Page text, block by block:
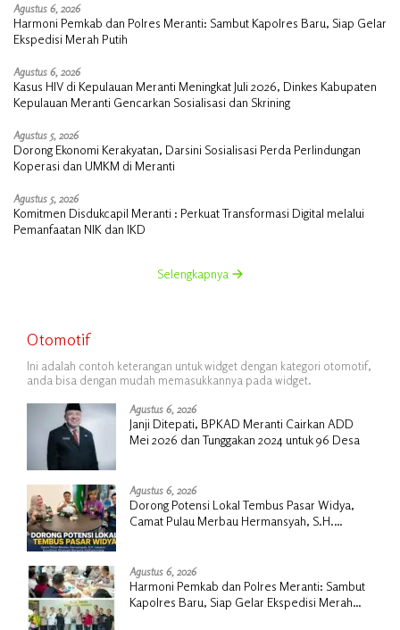
Agustus 6, 2026
Harmoni Pemkab dan Polres Meranti: Sambut Kapolres Baru, Siap Gelar
Ekspedisi Merah Putih
Agustus 6, 2026
Kasus HIV di Kepulauan Meranti Meningkat Juli 2026, Dinkes Kabupaten
Kepulauan Meranti Gencarkan Sosialisasi dan Skrining
Agustus 5, 2026
Dorong Ekonomi Kerakyatan, Darsini Sosialisasi Perda Perlindungan
Koperasi dan UMKM di Meranti
Agustus 5, 2026
Komitmen Disdukcapil Meranti : Perkuat Transformasi Digital melalui
Pemanfaatan NIK dan IKD
Selengkapnya
Otomotif
Ini adalah contoh keterangan untuk widget dengan kategori otomotif,
anda bisa dengan mudah memasukkannya pada widget.
Agustus 6, 2026
Janji Ditepati, BPKAD Meranti Cairkan ADD
Mei 2026 dan Tunggakan 2024 untuk 96 Desa
Agustus 6, 2026
Dorong Potensi Lokal Tembus Pasar Widya,
Camat Pulau Merbau Hermansyah, S.H.
Agustus 6, 2026
Harmoni Pemkab dan Polres Meranti: Sambut
Kapolres Baru, Siap Gelar Ekspedisi Merah